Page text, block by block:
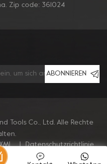
Zip code: 361024
ABONNIEREN
Tools Co., Ltd. Alle Rechte
| Datenschutzrichtlinie